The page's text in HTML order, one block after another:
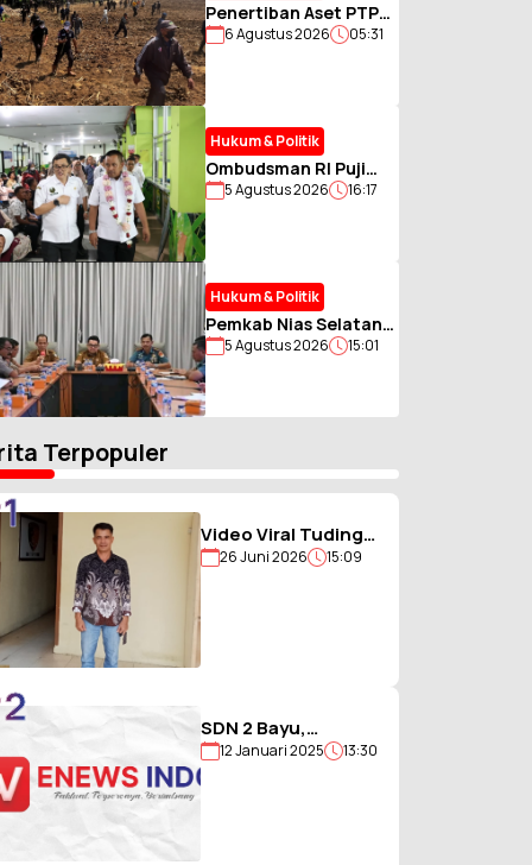
Penertiban Aset PTPN
I Regional 5 di Jember
6 Agustus 2026 05:31
Hukum & Politik
Ombudsman RI Puji
Layanan RSD dr.
5 Agustus 2026 16:17
Hukum & Politik
Pemkab Nias Selatan
Matangkan Persiapan
Utama Disiapkan
5 Agustus 2026 15:01
Terpopuler
Video Viral Tuding
Ikut Memukul,
26 Juni 2026 15:09
SDN 2 Bayu,
Sekolah Berjargon
12 Januari 2025 13:30